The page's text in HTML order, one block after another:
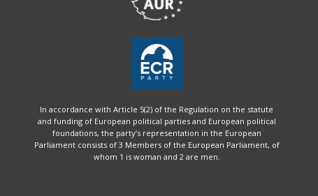
In accordance with Article 5(2) of the Regulation on the statute
and funding of European political parties and European political
foundations, the party’s representation in the European
Parliament consists of 3 Members of the European Parliament, of
whom 1 is woman and 2 are men.